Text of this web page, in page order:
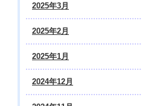
2025年3月
2025年2月
2025年1月
2024年12月